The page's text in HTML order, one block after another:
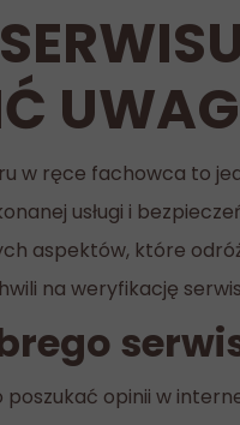
w ręce fachowca to
usługi i
aspektów, które
na weryfikację
poszukać opinii w